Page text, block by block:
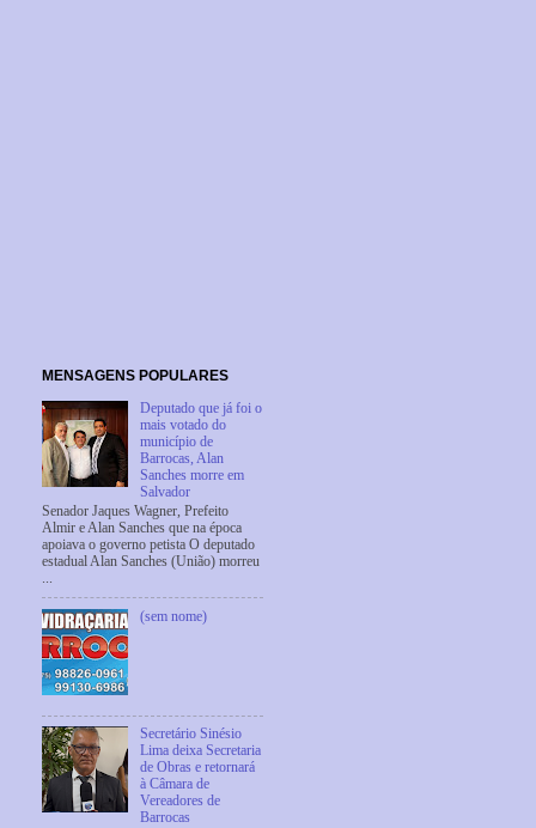
MENSAGENS POPULARES
Deputado que já foi o
mais votado do
município de
Barrocas, Alan
Sanches morre em
Salvador
Senador Jaques Wagner, Prefeito
Almir e Alan Sanches que na época
apoiava o governo petista O deputado
estadual Alan Sanches (União) morreu
...
(sem nome)
Secretário Sinésio
Lima deixa Secretaria
de Obras e retornará
à Câmara de
Vereadores de
Barrocas